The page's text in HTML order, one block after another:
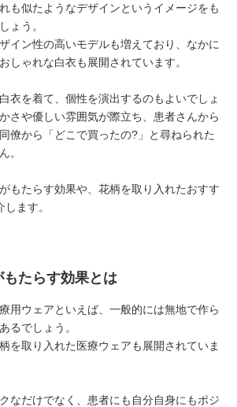
も似たようなデザインというイメージをも
ょう。
イン性の高いモデルも増えており、なかに
しゃれな白衣も展開されています。
衣を着て、個性を演出するのもよいでしょ
さや優しい雰囲気が際立ち、患者さんから
僚から「どこで買ったの?」と尋ねられた
。
もたらす効果や、花柄を取り入れたおすす
ます。
たらす効果とは
用ウェアといえば、一般的には無地で作ら
るでしょう。
を取り入れた医療ウェアも展開されていま
なだけでなく、患者にも自分自身にもポジ